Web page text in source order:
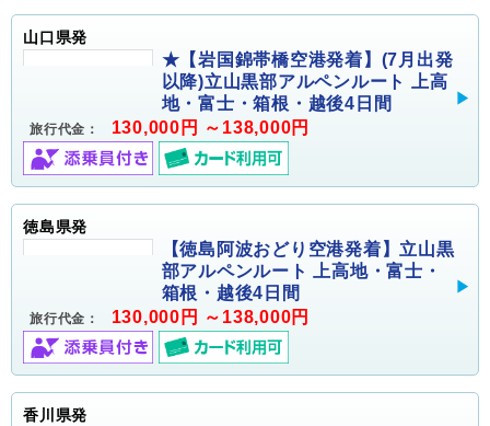
山口県発
★【岩国錦帯橋空港発着】(7月出発
以降)立山黒部アルペンルート 上高
地・富士・箱根・越後4日間
旅行代金： 130,000円 ～138,000円
徳島県発
【徳島阿波おどり空港発着】立山黒
部アルペンルート 上高地・富士・
箱根・越後4日間
旅行代金： 130,000円 ～138,000円
香川県発